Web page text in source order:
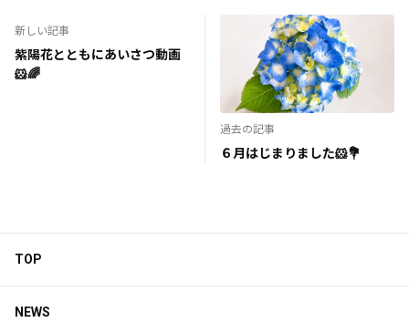
新しい記事
紫陽花とともにあいさつ動画
🐹🌈
過去の記事
６月はじまりました🐹💐
TOP
NEWS